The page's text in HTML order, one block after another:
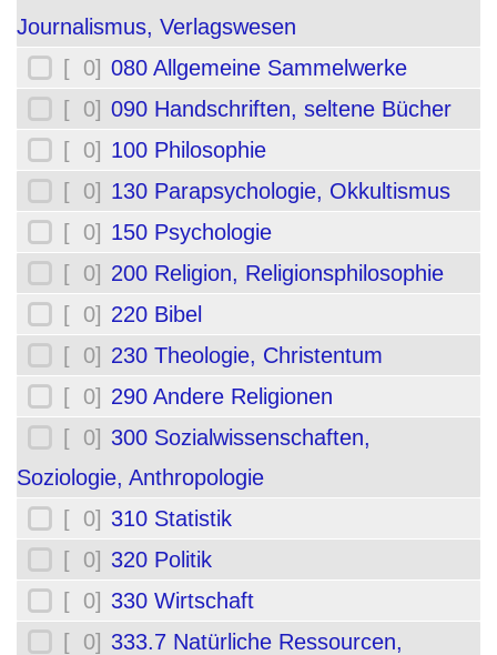
Journalismus, Verlagswesen
[ 0] 080 Allgemeine Sammelwerke
[ 0] 090 Handschriften, seltene Bücher
[ 0] 100 Philosophie
[ 0] 130 Parapsychologie, Okkultismus
[ 0] 150 Psychologie
[ 0] 200 Religion, Religionsphilosophie
[ 0] 220 Bibel
[ 0] 230 Theologie, Christentum
[ 0] 290 Andere Religionen
[ 0] 300 Sozialwissenschaften,
Soziologie, Anthropologie
[ 0] 310 Statistik
[ 0] 320 Politik
[ 0] 330 Wirtschaft
[ 0] 333.7 Natürliche Ressourcen,